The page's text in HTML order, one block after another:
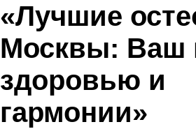
«Лучшие
Москвы: Ваш
здоровью и
гармонии»